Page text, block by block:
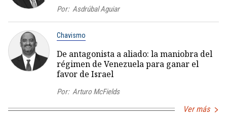
Por: Asdrúbal Aguiar
Chavismo
De antagonista a aliado: la maniobra del
régimen de Venezuela para ganar el
favor de Israel
Por: Arturo McFields
Ver más